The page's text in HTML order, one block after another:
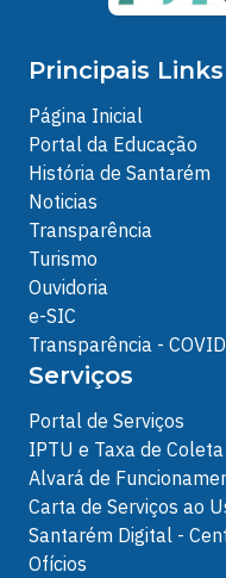
Principais Links
Página Inicial
Portal da Educação
História de Santarém
Noticias
Transparência
Turismo
Ouvidoria
e-SIC
Transparência -
Serviços
Portal de Serviços
IPTU e Taxa de
Alvará de
Carta de Serviços ao
Santarém Digital -
Ofícios